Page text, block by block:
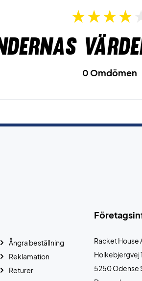
0 Omdömen
Racket House
Holkebjergvej
5250 Odense
Ångra beställning
Reklamation
Returer